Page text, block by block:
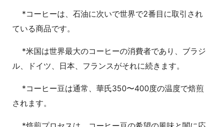
*コーヒーは、石油に次いで世界で2番目に取引され
ている商品です。
*米国は世界最大のコーヒーの消費者であり、ブラジ
ル、ドイツ、日本、フランスがそれに続きます。
*コーヒー豆は通常、華氏350〜400度の温度で焙煎
されます。